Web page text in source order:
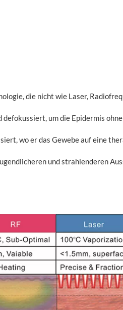
die nicht wie Laser,
um die Epidermis
wo er das Gewebe auf eine
und strahlenderen